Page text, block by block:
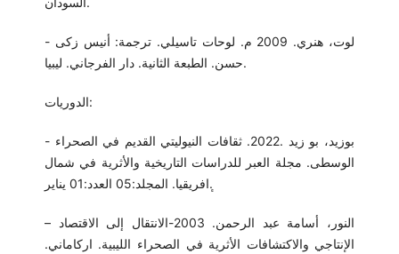
- لوت، هنري. 2009 م. لوحات تاسيلي. ترجمة: أنيس زكى
حسن. الطبعة الثانية. دار الفرجاني. ليبيا.
الدوريات:
- بوزيد، بو زيد .2022. ثقافات النيوليتي القديم في الصحراء
الوسطى. مجلة العبر للدراسات التاريخية والأثرية في شمال
ٕافريقيا. المجلد:05 العدد:01 يناير.
– النور، أسامة عبد الرحمن. 2003-الانتقال إلى الاقتصاد
الإنتاجي والاكتشافات الأثرية في الصحراء الليبية. اركاماني.